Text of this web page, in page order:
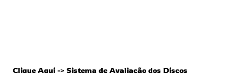
Clique Aqui -> Sistema de Avaliação dos Discos